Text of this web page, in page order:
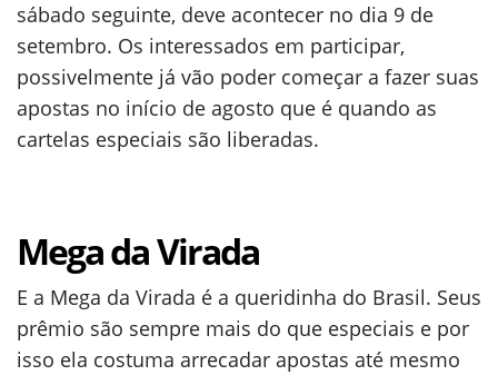
sábado seguinte, deve acontecer no dia 9 de
setembro. Os interessados em participar,
possivelmente já vão poder começar a fazer suas
apostas no início de agosto que é quando as
cartelas especiais são liberadas.
Mega da Virada
E a Mega da Virada é a queridinha do Brasil. Seus
prêmio são sempre mais do que especiais e por
isso ela costuma arrecadar apostas até mesmo